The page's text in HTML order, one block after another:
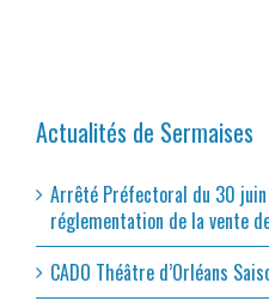
Actualités de Sermaises
Arrêté Préfectoral du 30
réglementation de la vente
CADO Théâtre d’Orléans